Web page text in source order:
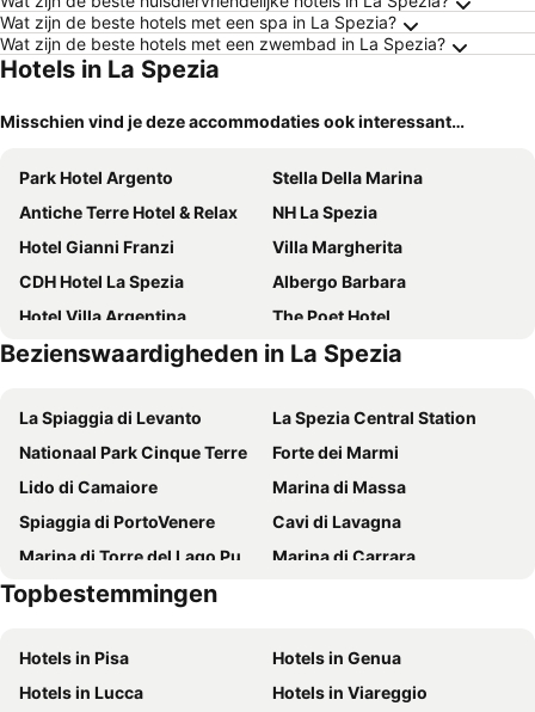
Wat zijn de beste hotels met een spa in La Spezia?
Wat zijn de beste hotels met een zwembad in La Spezia?
Hotels in La Spezia
Misschien vind je deze accommodaties ook interessant…
Park Hotel Argento
Stella Della Marina
Antiche Terre Hotel & Relax
NH La Spezia
Hotel Gianni Franzi
Villa Margherita
CDH Hotel La Spezia
Albergo Barbara
Hotel Villa Argentina
The Poet Hotel
Hotel Della Baia
Porto Lotti Suite Hotel
Hotel Al Terra di Mare
Hotel Firenze e Continentale
Hotel San Terenzo
Locanda Dell'Angelo
Le Ville Relais
Hotel Mary
Santa Caterina Park Hotel
Hotel Shelley e delle Palme, BW Signature Collection
Hotel Ghironi
Cristallo Park Hotel
Hotel Nazionale
Hotel Carla
Albergo Serena
Hotel Dora
Albergo Teatro
Bezienswaardigheden in La Spezia
La Spiaggia di Levanto
La Spezia Central Station
Nationaal Park Cinque Terre
Forte dei Marmi
Lido di Camaiore
Marina di Massa
Spiaggia di PortoVenere
Cavi di Lavagna
Marina di Torre del Lago Puccini
Marina di Carrara
Pietrasanta
Baia del Silenzio
Fegina beach
San Terenzo
La Stazione Ferroviaria
Topbestemmingen
Hotels in Pisa
Hotels in Genua
Hotels in Lucca
Hotels in Viareggio